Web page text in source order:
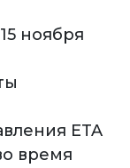
ноября
ETA
время